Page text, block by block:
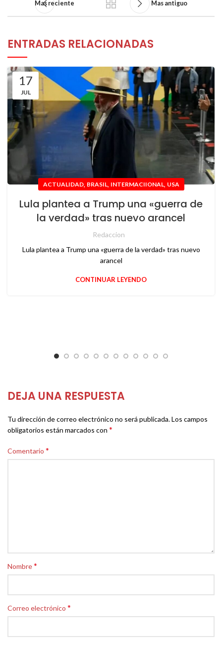
Mas reciente Mas antiguo
ENTRADAS RELACIONADAS
17
JUL
ACTUALIDAD, BRASIL, INTERMACIIONAL, USA
Lula plantea a Trump una «guerra de
la verdad» tras nuevo arancel
Redaccion
Lula plantea a Trump una «guerra de la verdad» tras nuevo
arancel
CONTINUAR LEYENDO
DEJA UNA RESPUESTA
Tu dirección de correo electrónico no será publicada.Los campos
obligatorios están marcados con *
Comentario *
Nombre*
Correo electrónico *